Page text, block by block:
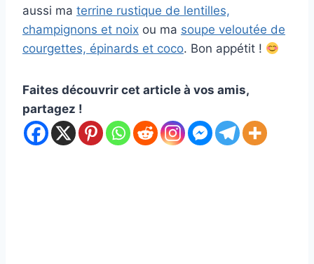
aussi ma terrine rustique de lentilles,
champignons et noix ou ma soupe veloutée de
courgettes, épinards et coco. Bon appétit !
Faites découvrir cet article à vos amis,
partagez !